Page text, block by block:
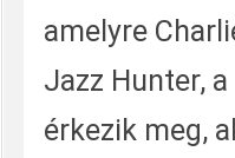
amelyre
Jazz Hunter,
érkezik meg,